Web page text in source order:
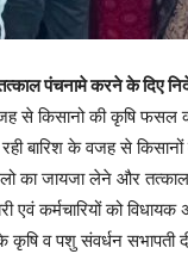
पंचनामे करने के दिए
किसानो की कृषि फसल
बारिश के वजह से
का जायजा लेने और
कर्मचारियों को विधायक
व पशु संवर्धन सभापती